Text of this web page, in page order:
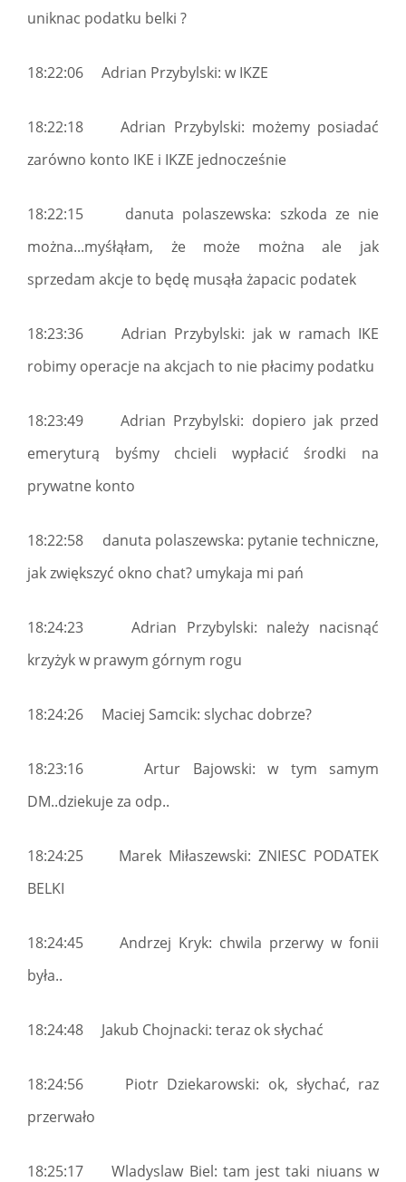
uniknac podatku belki ?
18:22:06 Adrian Przybylski: w IKZE
18:22:18 Adrian Przybylski: możemy posiadać
zarówno konto IKE i IKZE jednocześnie
18:22:15 danuta polaszewska: szkoda ze nie
można...myśłąłam, że może można ale jak
sprzedam akcje to będę musąła żapacic podatek
18:23:36 Adrian Przybylski: jak w ramach IKE
robimy operacje na akcjach to nie płacimy podatku
18:23:49 Adrian Przybylski: dopiero jak przed
emeryturą byśmy chcieli wypłacić środki na
prywatne konto
18:22:58 danuta polaszewska: pytanie techniczne,
jak zwiększyć okno chat? umykaja mi pań
18:24:23 Adrian Przybylski: należy nacisnąć
krzyżyk w prawym górnym rogu
18:24:26 Maciej Samcik: slychac dobrze?
18:23:16 Artur Bajowski: w tym samym
DM..dziekuje za odp..
18:24:25 Marek Miłaszewski: ZNIESC PODATEK
BELKI
18:24:45 Andrzej Kryk: chwila przerwy w fonii
była..
18:24:48 Jakub Chojnacki: teraz ok słychać
18:24:56 Piotr Dziekarowski: ok, słychać, raz
przerwało
18:25:17 Wladyslaw Biel: tam jest taki niuans w